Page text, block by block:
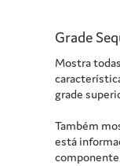
Grade
Mostra
grade
Também
está